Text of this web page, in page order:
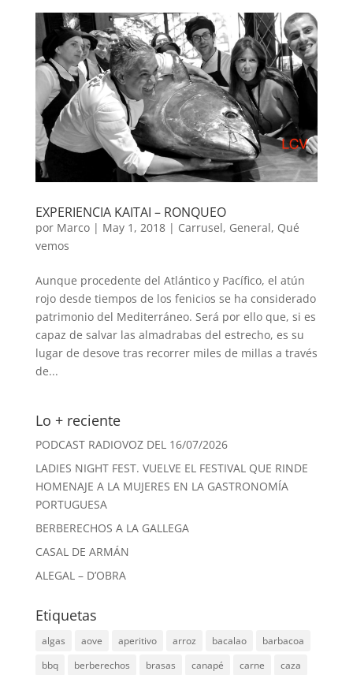
EXPERIENCIA KAITAI – RONQUEO
por Marco| May 1, 2018| Carrusel, General, Qué
vemos
Aunque procedente del Atlántico y Pacífico, el atún
rojo desde tiempos de los fenicios se ha considerado
patrimonio del Mediterráneo. Será por ello que, si es
capaz de salvar las almadrabas del estrecho, es su
lugar de desove tras recorrer miles de millas a través
de...
Lo + reciente
PODCAST RADIOVOZ DEL 16/07/2026
LADIES NIGHT FEST. VUELVE EL FESTIVAL QUE RINDE
HOMENAJE A LA MUJERES EN LA GASTRONOMÍA
PORTUGUESA
BERBERECHOS A LA GALLEGA
CASAL DE ARMÁN
ALEGAL – D’OBRA
Etiquetas
algas aove aperitivo arroz bacalao
barbacoa
bbq
berberechos brasas canapé carne
caza